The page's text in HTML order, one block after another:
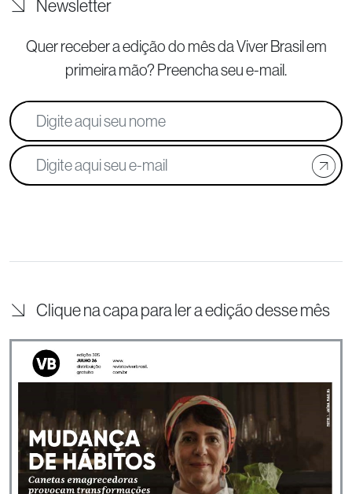
Newsletter
Quer receber a edição do mês da Viver Brasilem
primeira mão? Preencha seu e-mail.
Clique na capa para ler a edição desse mês